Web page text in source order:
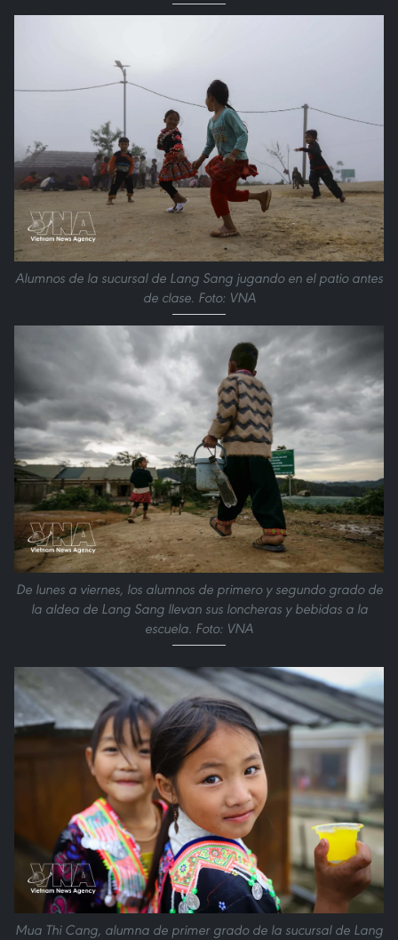
Alumnos de la sucursal de Lang Sang jugando en el patio antes
de clase. Foto: VNA
De lunes a viernes, los alumnos de primero y segundo grado de
la aldea de Lang Sang llevan sus loncheras y bebidas a la
escuela. Foto: VNA
Mua Thi Cang, alumna de primer grado de la sucursal de Lang